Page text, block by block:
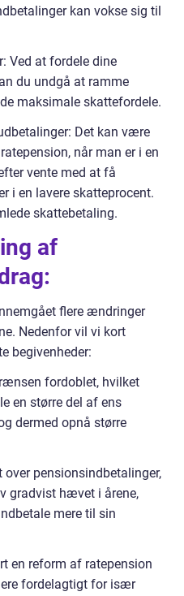
kan vokse sig til
Ved at fordele dine
du undgå at ramme
maksimale skattefordele.
Det kan være
når man er i en
vente med at få
i en lavere skatteprocent.
skattebetaling.
af
flere ændringer
Nedenfor vil vi kort
begivenheder:
fordoblet, hvilket
en større del af ens
dermed opnå større
pensionsindbetalinger,
gradvist hævet i årene,
mere til sin
en reform af ratepension
fordelagtigt for især